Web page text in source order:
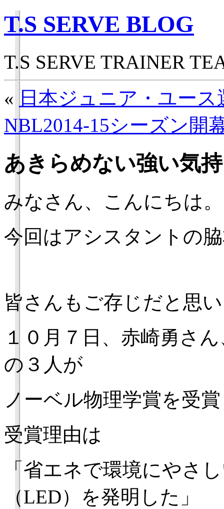
T.S SERVE BLOG
T.S SERVE TRAINER
« 日本ジュニア・ユース
NBL2014-15シーズン開
あきらめない強い気
みなさん、こんにちは。
今回はアシスタントの
皆さんもご存じだと思
１０月７日、赤崎勇さ
の３人が
ノーベル物理学賞を受
受賞理由は
「省エネで環境にやさ
（LED）を発明した」